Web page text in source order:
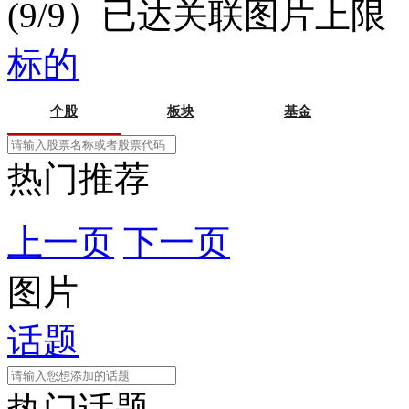
(9/9）已达关联图片上限
标的
个股 板块 基金
热门推荐
上一页 下一页
图片
话题